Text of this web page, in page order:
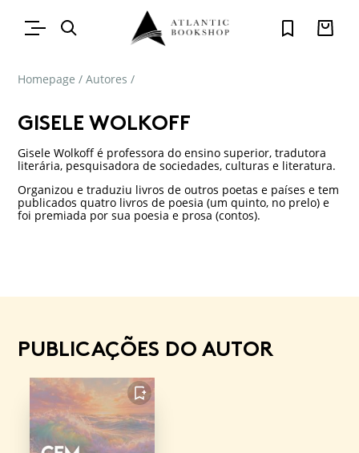
Homepage / Autores /
GISELE WOLKOFF
Gisele Wolkoff é professora do ensino superior, tradutora
literária, pesquisadora de sociedades, culturas e literatura.
Organizou e traduziu livros de outros poetas e países e tem
publicados quatro livros de poesia (um quinto, no prelo) e
foi premiada por sua poesia e prosa (contos).
PUBLICAÇÕES DO AUTOR
FAVORITO